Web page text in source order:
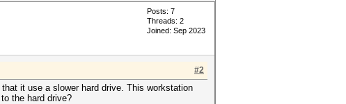
Posts: 7
Threads: 2
Joined: Sep 2023
#2
it use a slower hard drive. This workstation
the hard drive?